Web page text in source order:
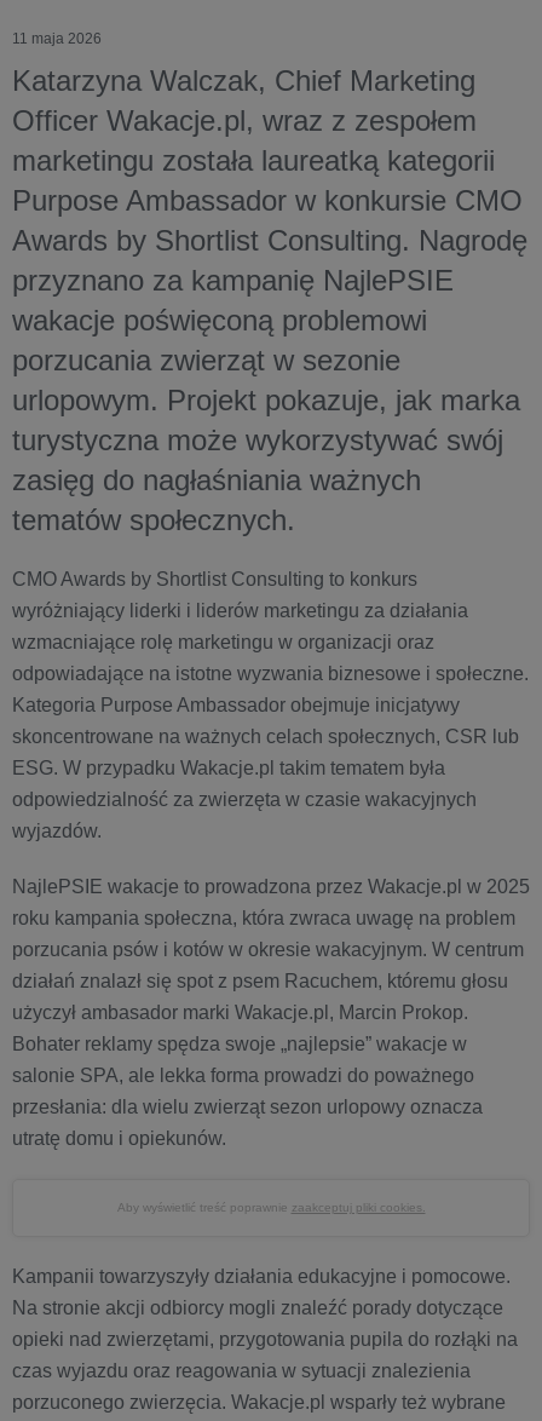
11 maja 2026
Katarzyna Walczak, Chief Marketing
Officer Wakacje.pl, wraz z zespołem
marketingu została laureatką kategorii
Purpose Ambassador w konkursie CMO
Awards by Shortlist Consulting. Nagrodę
przyznano za kampanię NajlePSIE
wakacje poświęconą problemowi
porzucania zwierząt w sezonie
urlopowym. Projekt pokazuje, jak marka
turystyczna może wykorzystywać swój
zasięg do nagłaśniania ważnych
tematów społecznych.
CMO Awards by Shortlist Consulting to konkurs
wyróżniający liderki i liderów marketingu za działania
wzmacniające rolę marketingu w organizacji oraz
odpowiadające na istotne wyzwania biznesowe i społeczne.
Kategoria Purpose Ambassador obejmuje inicjatywy
skoncentrowane na ważnych celach społecznych, CSR lub
ESG. W przypadku Wakacje.pl takim tematem była
odpowiedzialność za zwierzęta w czasie wakacyjnych
wyjazdów.
NajlePSIE wakacje to prowadzona przez Wakacje.pl w 2025
roku kampania społeczna, która zwraca uwagę na problem
porzucania psów i kotów w okresie wakacyjnym. W centrum
działań znalazł się spot z psem Racuchem, któremu głosu
użyczył ambasador marki Wakacje.pl, Marcin Prokop.
Bohater reklamy spędza swoje „najlepsie” wakacje w
salonie SPA, ale lekka forma prowadzi do poważnego
przesłania: dla wielu zwierząt sezon urlopowy oznacza
utratę domu i opiekunów.
Aby wyświetlić treść poprawnie zaakceptuj pliki cookies.
Kampanii towarzyszyły działania edukacyjne i pomocowe.
Na stronie akcji odbiorcy mogli znaleźć porady dotyczące
opieki nad zwierzętami, przygotowania pupila do rozłąki na
czas wyjazdu oraz reagowania w sytuacji znalezienia
porzuconego zwierzęcia. Wakacje.pl wsparły też wybrane